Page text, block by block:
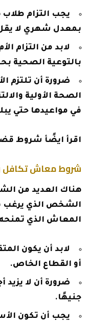
يجب التزام
بمعدل شهري لا يقل عن
لابد من التزام
بالتوعية الصحية
ضرورة أن تلتزم
الصحة الأولية
في مواعيدها حتي يبلغ 6
اقرأ ايضًأ شروط
شروط معاش تكافل
هناك العديد من
الشخص الذي يرغب
المعاش الذي تمنحه
لابد أن يكون
أو القطاع الخاص.
جنيهًا.
يجب أن تكون